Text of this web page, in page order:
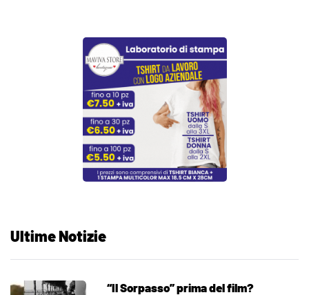
Ultime Notizie
“Il Sorpasso” prima del film?